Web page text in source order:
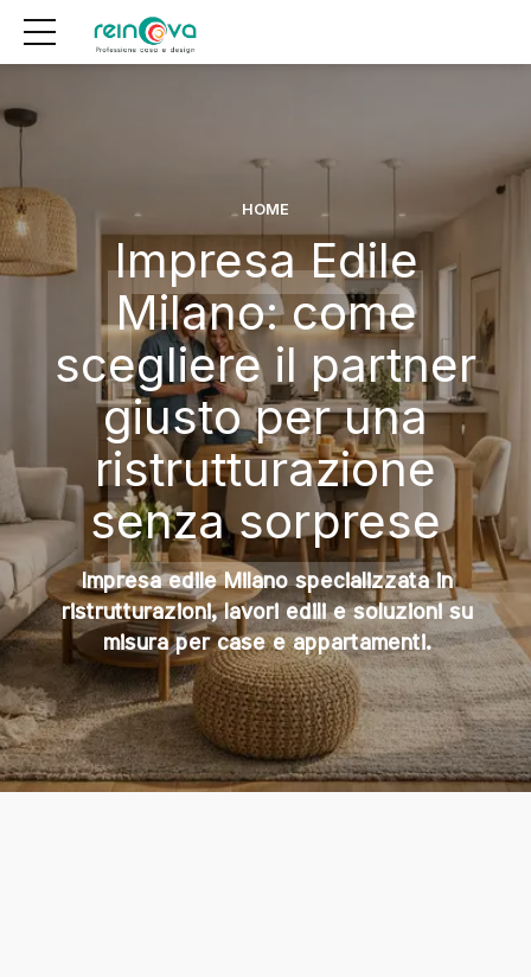
HOME
Impresa Edile
Milano: come
scegliere il partner
giusto per una
ristrutturazione
senza sorprese
Impresa edile Milano specializzata in
ristrutturazioni, lavori edili e soluzioni su
misura per case e appartamenti.